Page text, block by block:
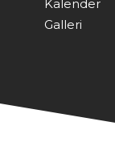
Kalender
Galleri